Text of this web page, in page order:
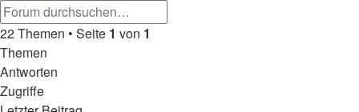
22 Themen • Seite 1 von 1
Themen
Antworten
Zugriffe